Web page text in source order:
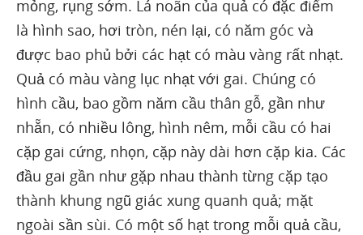
mỏng, rụng sớm. Lá noãn của quả có đặc điểm
là hình sao, hơi tròn, nén lại, có năm góc và
được bao phủ bởi các hạt có màu vàng rất nhạt.
Quả có màu vàng lục nhạt với gai. Chúng có
hình cầu, bao gồm năm cầu thân gỗ, gần như
nhẵn, có nhiều lông, hình nêm, mỗi cầu có hai
cặp gai cứng, nhọn, cặp này dài hơn cặp kia. Các
đầu gai gần như gặp nhau thành từng cặp tạo
thành khung ngũ giác xung quanh quả; mặt
ngoài sần sùi. Có một số hạt trong mỗi quả cầu,